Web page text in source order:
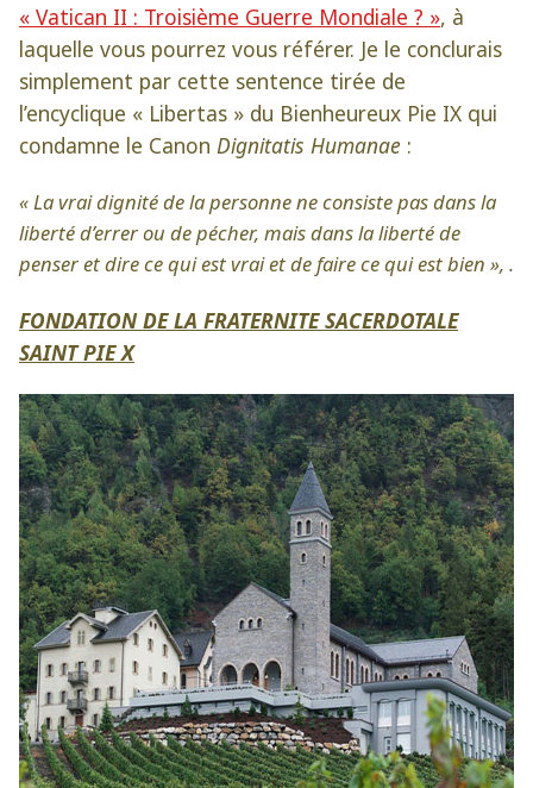
« Vatican II : Troisième Guerre Mondiale ? », à
laquelle vous pourrez vous référer. Je le conclurais
simplement par cette sentence tirée de
l’encyclique « Libertas » du Bienheureux Pie IX qui
condamne le Canon Dignitatis Humanae :
« La vrai dignité de la personne ne consiste pas dans la
liberté d’errer ou de pécher, mais dans la liberté de
penser et dire ce qui est vrai et de faire ce qui est bien », .
FONDATION DE LA FRATERNITE SACERDOTALE
SAINT PIE X